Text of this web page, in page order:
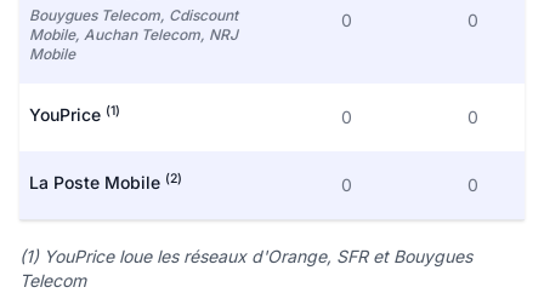
Bouygues Telecom, Cdiscount
Mobile, Auchan Telecom, NRJ
Mobile
0 0
YouPrice (1) 0 0
La Poste Mobile (2) 0 0
(1) YouPrice loue les réseaux d'Orange, SFR et Bouygues
Telecom